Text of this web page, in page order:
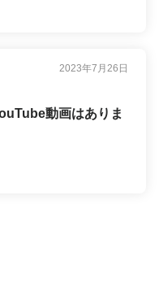
2023年7月26日
動画はありま